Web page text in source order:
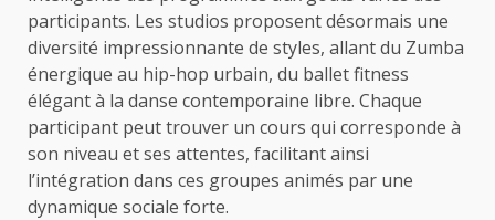
participants. Les studios proposent désormais une
diversité impressionnante de styles, allant du Zumba
énergique au hip-hop urbain, du ballet fitness
élégant à la danse contemporaine libre. Chaque
participant peut trouver un cours qui corresponde à
son niveau et ses attentes, facilitant ainsi
l’intégration dans ces groupes animés par une
dynamique sociale forte.